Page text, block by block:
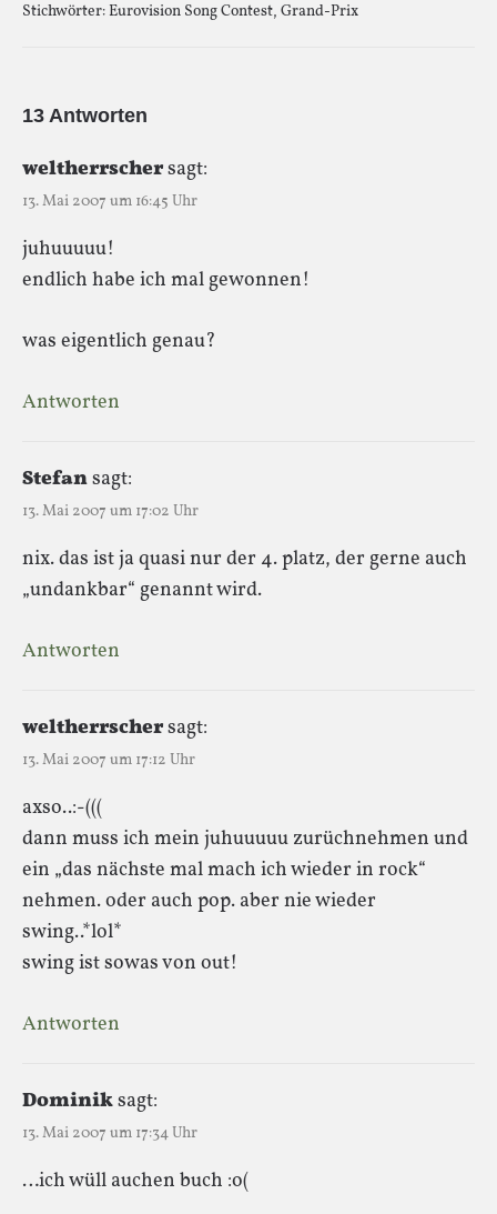
Stichwörter:Eurovision Song Contest, Grand-Prix
13 Antworten
weltherrschersagt:
13. Mai 2007 um 16:45 Uhr
juhuuuuu!
endlich habe ich mal gewonnen!
was eigentlich genau?
Antworten
Stefansagt:
13. Mai 2007 um 17:02 Uhr
nix. das ist ja quasi nur der 4. platz, der gerne auch
„undankbar“ genannt wird.
Antworten
weltherrschersagt:
13. Mai 2007 um 17:12 Uhr
axso..:-(((
dann muss ich mein juhuuuuu zurüchnehmen und
ein „das nächste mal mach ich wieder in rock“
nehmen. oder auch pop. aber nie wieder
swing..*lol*
swing ist sowas von out!
Antworten
Dominiksagt:
13. Mai 2007 um 17:34 Uhr
…ich wüll auchen buch :o(